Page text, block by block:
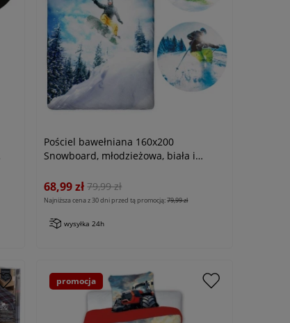
Pościel bawełniana 160x200
Snowboard, młodzieżowa, biała i
68,99 zł 79,99 zł
Najniższa cena z 30 dni przed tą promocją:79,99 zł
wysyłka 24h
promocja